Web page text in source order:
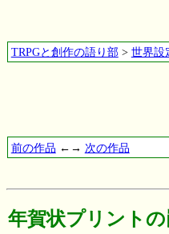
TRPGと創作の語り部> 世界設
前の作品 ←→ 次の作品
年賀状プリント